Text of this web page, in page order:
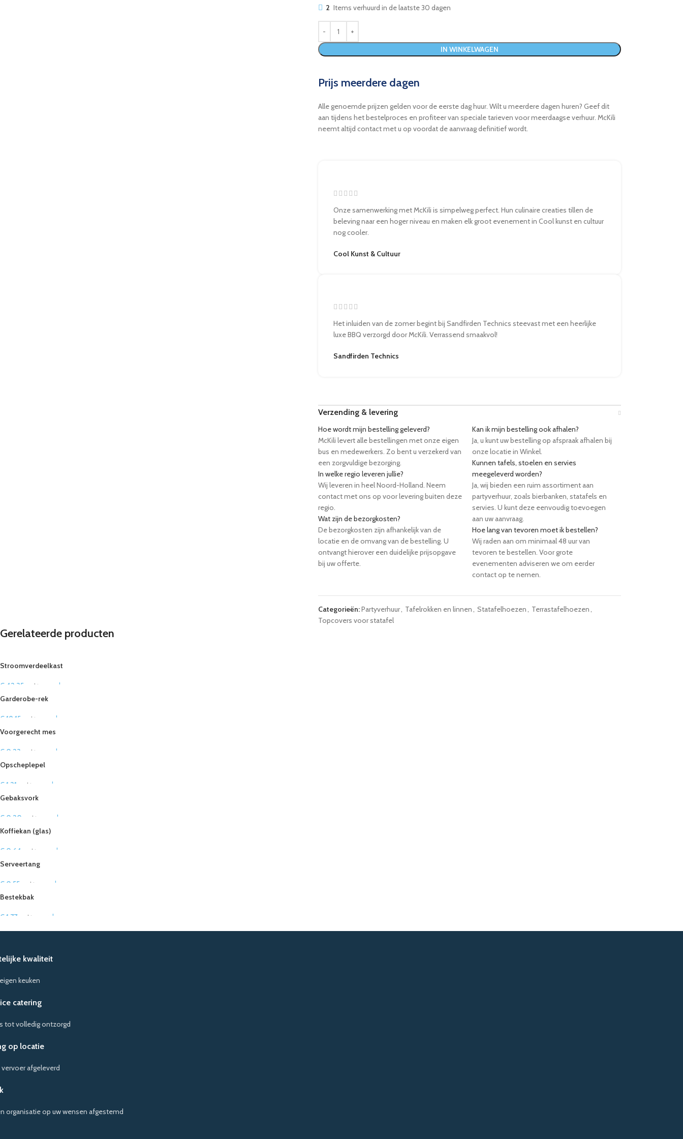
2 Items verhuurd in de laatste 30 dagen
IN WINKELWAGEN
Prijs meerdere dagen
Alle genoemde prijzen gelden voor de eerste dag huur. Wilt u meerdere dagen huren? Geef dit
aan tijdens het bestelproces en profiteer van speciale tarieven voor meerdaagse verhuur. McKili
neemt altijd contact met u op voordat de aanvraag definitief wordt.
Onze samenwerking met McKili is simpelweg perfect. Hun culinaire creaties tillen de
beleving naar een hoger niveau en maken elk groot evenement in Cool kunst en cultuur
nog cooler.
Cool Kunst & Cultuur
Het inluiden van de zomer begint bij Sandfirden Technics steevast met een heerlijke
luxe BBQ verzorgd door McKili. Verrassend smaakvol!
Sandfirden Technics
Verzending & levering
Hoe wordt mijn bestelling geleverd?
McKili levert alle bestellingen met onze eigen
bus en medewerkers. Zo bent u verzekerd van
een zorgvuldige bezorging.
In welke regio leveren jullie?
Wij leveren in heel Noord-Holland. Neem
contact met ons op voor levering buiten deze
regio.
Wat zijn de bezorgkosten?
De bezorgkosten zijn afhankelijk van de
locatie en de omvang van de bestelling. U
ontvangt hierover een duidelijke prijsopgave
bij uw offerte.
Kan ik mijn bestelling ook afhalen?
Ja, u kunt uw bestelling op afspraak afhalen bij
onze locatie in Winkel.
Kunnen tafels, stoelen en servies
meegeleverd worden?
Ja, wij bieden een ruim assortiment aan
partyverhuur, zoals bierbanken, statafels en
servies. U kunt deze eenvoudig toevoegen
aan uw aanvraag.
Hoe lang van tevoren moet ik bestellen?
Wij raden aan om minimaal 48 uur van
tevoren te bestellen. Voor grote
evenementen adviseren we om eerder
contact op te nemen.
Categorieën:Partyverhuur, Tafelrokken en linnen, Statafelhoezen, Terrastafelhoezen,
Topcovers voor statafel
Gerelateerde producten
Stroomverdeelkast
€ 42,35 ex. btw
per dag
Garderobe-rek
€18,15 ex. btw
per dag
Voorgerecht mes
€ 0,23 ex. btw
per dag
Opscheplepel
€1,21 ex. btw
per dag
Gebaksvork
€ 0,20 ex. btw
per dag
Koffiekan (glas)
€ 0,64 ex. btw
per dag
Serveertang
€ 0,55 ex. btw
per dag
Bestekbak
€1,77 ex. btw per dag
kwaliteit
keuken
catering
tot volledig ontzorgd
op locatie
afgeleverd
organisatie op uw wensen afgestemd